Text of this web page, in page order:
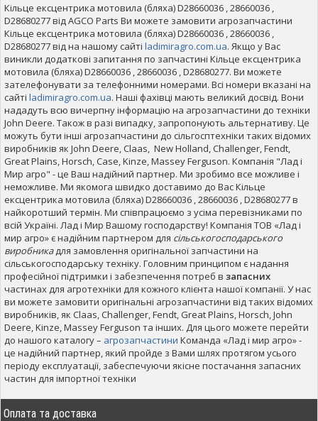
Кільце ексцентрика мотовила (бляха) D28660036 , 28660036 ,
D28680277 від AGCO Parts Ви можете замовити агрозапчастини
Кільце ексцентрика мотовила (бляха) D28660036 , 28660036 ,
D28680277 від на нашому сайті ladimiragro.com.ua. Якщо у Вас
виникли додаткові запитання по запчастині Кільце ексцентрика
мотовила (бляха) D28660036 , 28660036 , D28680277. Ви можете
зателефонувати за телефонними номерами. Всі номери вказані на
сайті ladimiragro.com.ua. Наші фахівці мають великий досвід. Вони
нададуть всю вичерпну інформацію на агрозапчастини до техніки
John Deere. Також в разі випадку, запропонують альтернативу. Це
можуть бути інші агрозапчастини до сільгосптехніки таких відомих
виробників як John Deere, Claas, New Holland, Challenger, Fendt,
Great Plains, Horsch, Case, Kinze, Massey Ferguson. Компанія "Лад і
Мир агро" - це Ваш надійний партнер. Ми зробимо все можливе і
неможливе. Ми якомога швидко доставимо до Вас Кільце
ексцентрика мотовила (бляха) D28660036 , 28660036 , D28680277 в
найкоротший термін. Ми співпрацюємо з усіма перевізниками по
всій Україні. Лад і Мир Вашому господарству! Компанія ТОВ «Лад і
мир агро» є надійним партнером для сільськогосподарського
виробникадля замовлення оригінальної запчастини на
сільськогосподарську техніку. Головним принципом є надання
професійної підтримки і забезпечення потреб в запасних
частинах для агротехніки для кожного клієнта нашої компанії. У нас
ви можете замовити оригінальні агрозапчастини від таких відомих
виробників, як Claas, Challenger, Fendt, Great Plains, Horsch, John
Deere, Kinze, Massey Ferguson та інших. Для цього можете перейти
до нашого каталогу – агрозапчастини Команда «Лад і мир агро» -
це надійний партнер, який пройде з Вами шлях протягом усього
періоду експлуатації, забеспечуючи якісне постачання запасних
частин для імпортної техніки
Оплата та доставка